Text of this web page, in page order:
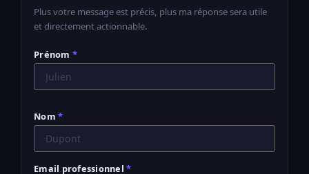
Plus votre message est précis, plus ma réponse sera utile
et directement actionnable.
Prénom *
Nom*
Email professionnel*